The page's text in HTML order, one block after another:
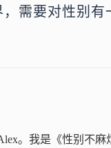
需要对性别有
。我是《性别不麻